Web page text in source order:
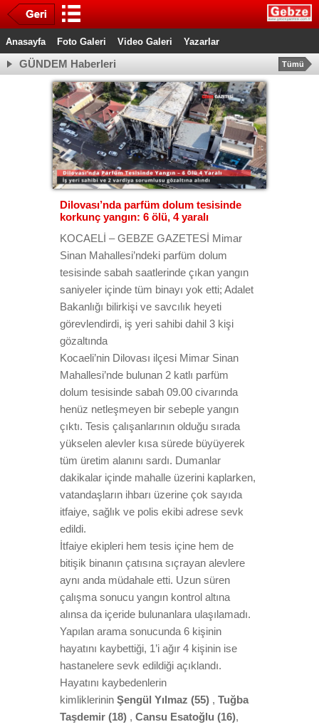
Anasayfa Foto Galeri Video Galeri Yazarlar
GÜNDEM Haberleri Tümü
Dilovası’nda parfüm dolum tesisinde
korkunç yangın: 6 ölü, 4 yaralı
KOCAELİ – GEBZE GAZETESİ Mimar
Sinan Mahallesi’ndeki parfüm dolum
tesisinde sabah saatlerinde çıkan yangın
saniyeler içinde tüm binayı yok etti; Adalet
Bakanlığı bilirkişi ve savcılık heyeti
görevlendirdi, iş yeri sahibi dahil 3 kişi
gözaltında
Kocaeli’nin Dilovası ilçesi Mimar Sinan
Mahallesi’nde bulunan 2 katlı parfüm
dolum tesisinde sabah 09.00 civarında
henüz netleşmeyen bir sebeple yangın
çıktı. Tesis çalışanlarının olduğu sırada
yükselen alevler kısa sürede büyüyerek
tüm üretim alanını sardı. Dumanlar
dakikalar içinde mahalle üzerini kaplarken,
vatandaşların ihbarı üzerine çok sayıda
itfaiye, sağlık ve polis ekibi adrese sevk
edildi.
İtfaiye ekipleri hem tesis içine hem de
bitişik binanın çatısına sıçrayan alevlere
aynı anda müdahale etti. Uzun süren
çalışma sonucu yangın kontrol altına
alınsa da içeride bulunanlara ulaşılamadı.
Yapılan arama sonucunda 6 kişinin
hayatını kaybettiği, 1’i ağır 4 kişinin ise
hastanelere sevk edildiği açıklandı.
Hayatını kaybedenlerin
kimliklerinin Şengül Yılmaz (55) , Tuğba
Taşdemir (18) , Cansu Esatoğlu (16),